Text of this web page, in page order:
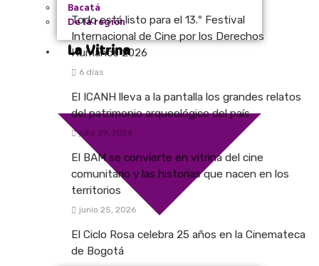
Bacatá
De la región
La Vitrina
Todo está listo para el 13.º Festival
Internacional de Cine por los Derechos
Humanos 2026
6 días
El ICANH lleva a la pantalla los grandes relatos
del patrimonio arqueológico del país
julio 29, 2026
El BAM se convierte en vitrina del cine
comunitario y las historias que nacen en los
territorios
junio 25, 2026
El Ciclo Rosa celebra 25 años en la Cinemateca
de Bogotá